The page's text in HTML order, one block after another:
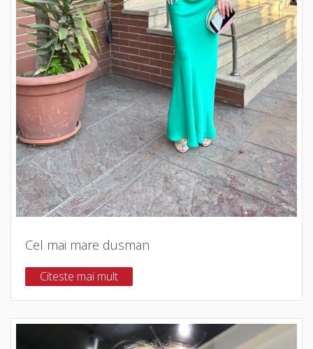
Cel mai mare dusman
Citeste mai mult